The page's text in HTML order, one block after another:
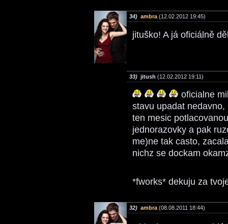
34) ambra (12.02.2012 19:45)
jituško! A já oficiálně
33) jitush (12.02.2012 19:11)
oficialne
stavu upadat
ten mesic
jednorazovky a pak
me)ne tak casto,
nichz se dockam
*fworks* dekuju za
32) ambra (08.08.2011 18:44)